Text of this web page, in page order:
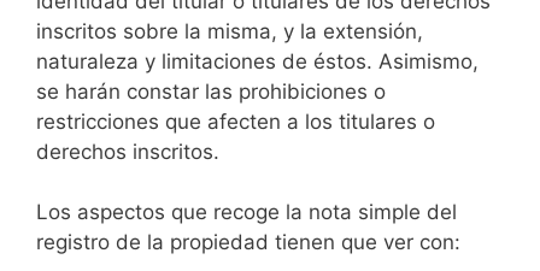
inscritos sobre la misma, y la extensión,
naturaleza y limitaciones de éstos. Asimismo,
se harán constar las prohibiciones o
restricciones que afecten a los titulares o
derechos inscritos.
Los aspectos que recoge la nota simple del
registro de la propiedad tienen que ver con: